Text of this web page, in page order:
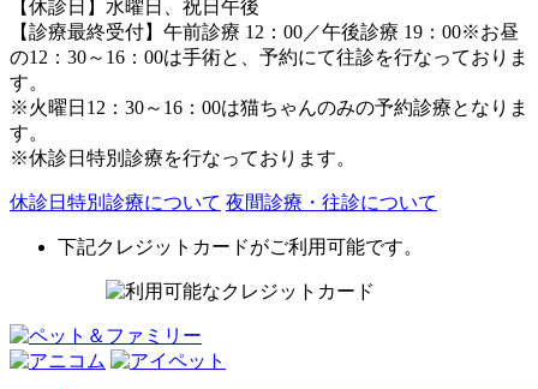
【休診日】水曜日、祝日午後
【診療最終受付】午前診療 12：00／午後診療 19：00※お昼
の12：30～16：00は手術と、予約にて往診を行なっておりま
す。
※火曜日12：30～16：00は猫ちゃんのみの予約診療となりま
す。
※休診日特別診療を行なっております。
休診日特別診療について 夜間診療・往診について
下記クレジットカードがご利用可能です。